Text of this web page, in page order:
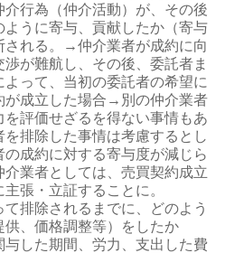
行為（仲介活動）が、その後
うに寄与、貢献したか（寄与
される。→仲介業者が成約に向
が難航し、その後、委託者ま
って、当初の委託者の希望に
が成立した場合→別の仲介業者
評価せざるを得ない事情もあ
排除した事情は考慮するとし
成約に対する寄与度が減じら
業者としては、売買契約成立
張・立証することに。
て排除されるまでに、どのよう
、価格調整等）をしたか
与した期間、労力、支出した費